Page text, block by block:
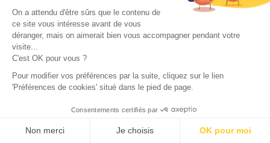
On a attendu d'être sûrs que le contenu de
ce site vous intéresse avant de vous
déranger, mais on aimerait bien vous accompagner pendant votre
visite...
C'est OK pour vous ?
Pour modifier vos préférences par la suite, cliquez sur le lien
'Préférences de cookies' situé dans le pied de page.
Consentements certifiés par
Non merci Je choisis OK pour moi